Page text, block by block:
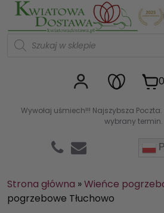
Wywołaj uśmiech!!! Najszybsza
wybrany termin.
W
d
u
k
0
Strona główna »Wieńce
pogrzebowe Tłuchowo